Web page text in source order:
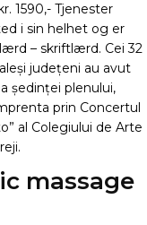
1590,- Tjenester
i sin helhet og er
– skriftlærd. Cei 32
județeni au avut
ședinței plenului,
prin Concertul
al Colegiului de Arte
massage